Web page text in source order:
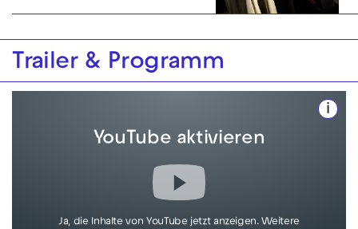
Trailer & Programm
YouTube aktivieren
i
Ja, die Inhalte von YouTube jetzt anzeigen. Weitere